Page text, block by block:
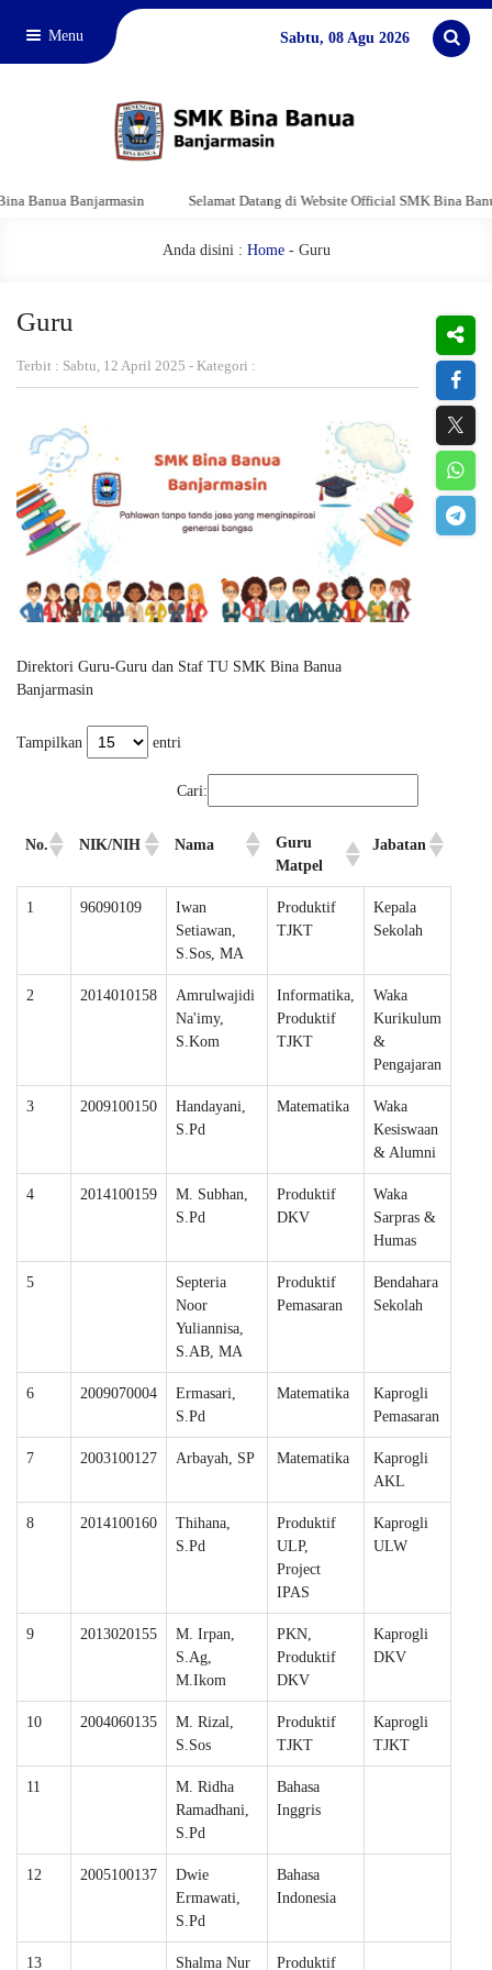
Menu Sabtu, 08 Agu 2026
Banjarmasin Selamat Datang di Website Official SMK Bina Banua
Anda disini : Home- Guru
Guru
Terbit : Sabtu, 12 April 2025 - Kategori :
Direktori Guru-Guru dan Staf TU SMK Bina Banua
Banjarmasin
Tampilkan entri
Cari:
No. NIK/NIH Nama
Guru
Matpel
Jabatan
1 96090109
Iwan
Setiawan,
S.Sos, MA
Produktif
TJKT
Kepala
Sekolah
2 2014010158
Amrulwajidi
Na'imy,
S.Kom
Informatika,
Produktif
TJKT
Waka
Kurikulum
&
Pengajaran
3 2009100150
Handayani,
S.Pd
Matematika
Waka
Kesiswaan
& Alumni
4 2014100159
M. Subhan,
S.Pd
Produktif
DKV
Waka
Sarpras &
Humas
5
Septeria
Noor
Yuliannisa,
S.AB, MA
Produktif
Pemasaran
Bendahara
Sekolah
6 2009070004
Ermasari,
S.Pd
Matematika
Kaprogli
Pemasaran
7 2003100127 Arbayah, SP Matematika
Kaprogli
AKL
8 2014100160
Thihana,
S.Pd
Produktif
ULP,
Project
IPAS
Kaprogli
ULW
9 2013020155
M. Irpan,
S.Ag,
M.Ikom
PKN,
Produktif
DKV
Kaprogli
DKV
10 2004060135
M. Rizal,
S.Sos
Produktif
TJKT
Kaprogli
TJKT
11
M. Ridha
Ramadhani,
S.Pd
Bahasa
Inggris
12 2005100137
Dwie
Ermawati,
S.Pd
Bahasa
Indonesia
13 Shalma Nur Produktif